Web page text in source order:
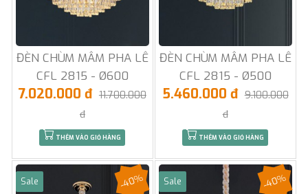
ĐÈN CHÙM MÂM PHA LÊ
CFL 2815 - Ø600
7.020.000 đ 11.700.000
đ
THÊM VÀO GIỎ HÀNG
ĐÈN CHÙM MÂM PHA LÊ
CFL 2815 - Ø500
5.460.000 đ 9.100.000
đ
THÊM VÀO GIỎ HÀNG
Sale -40% Sale -40%